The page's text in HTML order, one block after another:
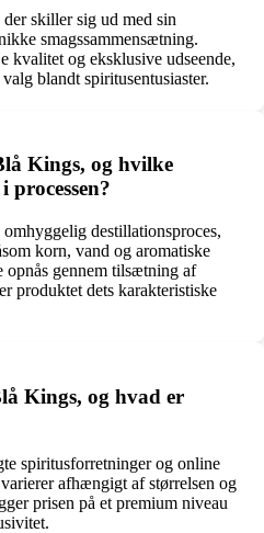
skiller sig ud med sin
smagssammensætning.
kvalitet og eksklusive udseende,
blandt spiritusentusiaster.
Kings, og hvilke
processen?
destillationsproces,
korn, vand og aromatiske
opnås gennem tilsætning af
produktet dets karakteristiske
Kings, og hvad er
spiritusforretninger og online
afhængigt af størrelsen og
prisen på et premium niveau